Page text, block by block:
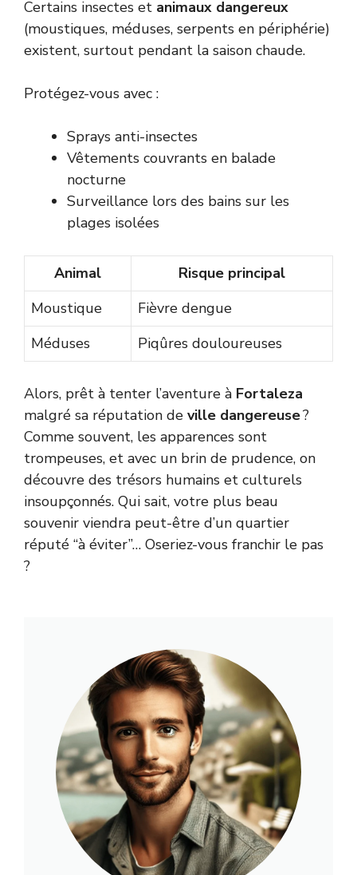
Certains insectes et animaux dangereux
(moustiques, méduses, serpents en périphérie)
existent, surtout pendant la saison chaude.
Protégez-vous avec :
Sprays anti-insectes
Vêtements couvrants en balade
nocturne
Surveillance lors des bains sur les
plages isolées
Animal
Risque principal
Moustique
Fièvre dengue
Méduses
Piqûres douloureuses
Alors, prêt à tenter l’aventure à Fortaleza
malgré sa réputation de ville dangereuse?
Comme souvent, les apparences sont
trompeuses, et avec un brin de prudence, on
découvre des trésors humains et culturels
insoupçonnés. Qui sait, votre plus beau
souvenir viendra peut-être d’un quartier
réputé “à éviter”… Oseriez-vous franchir le pas
?